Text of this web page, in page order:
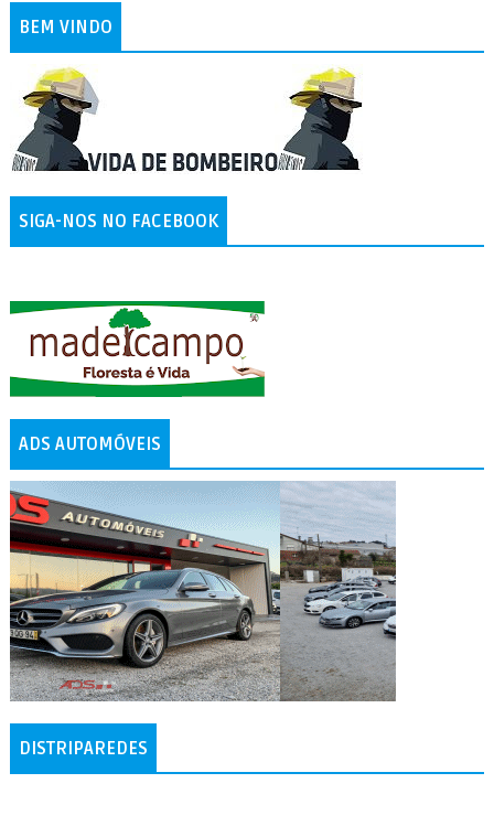
BEM VINDO
SIGA-NOS NO FACEBOOK
ADS AUTOMÓVEIS
DISTRIPAREDES